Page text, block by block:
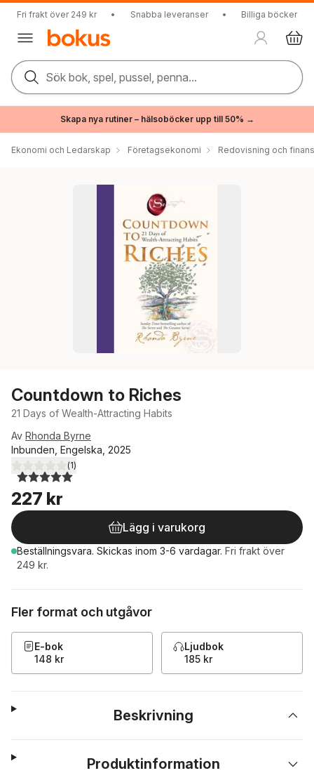
Fri frakt över 249 kr • Snabba leveranser • Billiga böcker
Sök bok, spel, pussel, penna...
Skapa nya rutiner – hälsoböcker upp till 50% →
Ekonomi och Ledarskap Företagsekonomi Redovisning och
Countdown to Riches
21 Days of Wealth-Attracting Habits
Av Rhonda Byrne
Inbunden, Engelska, 2025
5,0utav 5 stjärnor. Totalt antal röster:
(1)
227 kr
Lägg i varukorg
Beställningsvara. Skickas inom 3-6 vardagar. Fri frakt över
249 kr.
Fler format och utgåvor
E-bok
148 kr
Ljudbok
185 kr
Beskrivning
Produktinformation